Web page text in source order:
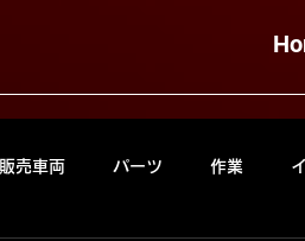
販売車両 パーツ 作業